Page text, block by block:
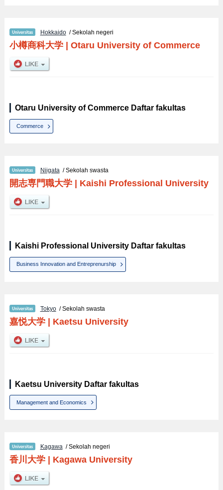
Hokkaido/ Sekolah negeri
小樽商科大学| Otaru University of Commerce
Otaru University of Commerce Daftar fakultas
Commerce
Niigata/ Sekolah swasta
開志専門職大学| Kaishi Professional University
Kaishi Professional University Daftar fakultas
Business Innovation and Entreprenurship
Tokyo/ Sekolah swasta
嘉悦大学| Kaetsu University
Kaetsu University Daftar fakultas
Management and Economics
Kagawa/ Sekolah negeri
香川大学| Kagawa University